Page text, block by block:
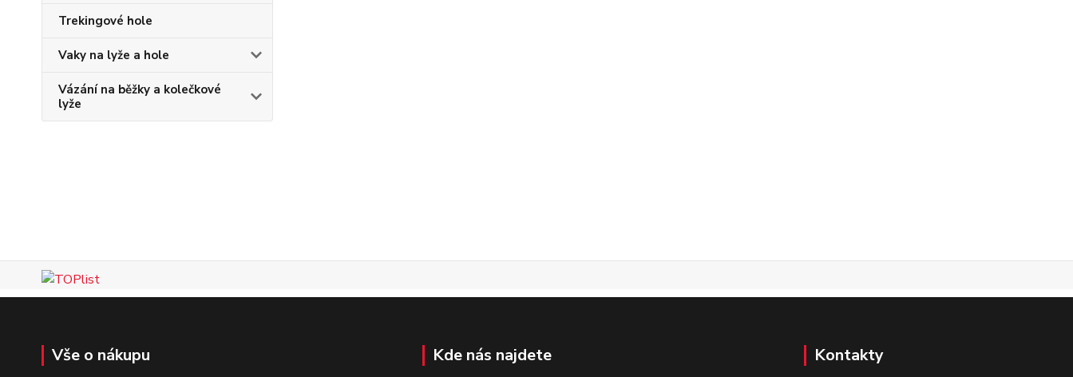
Trekingové hole
Vaky na lyže a hole
Vázání na běžky a kolečkové
lyže
Vše o nákupu Kde nás najdete Kontakty